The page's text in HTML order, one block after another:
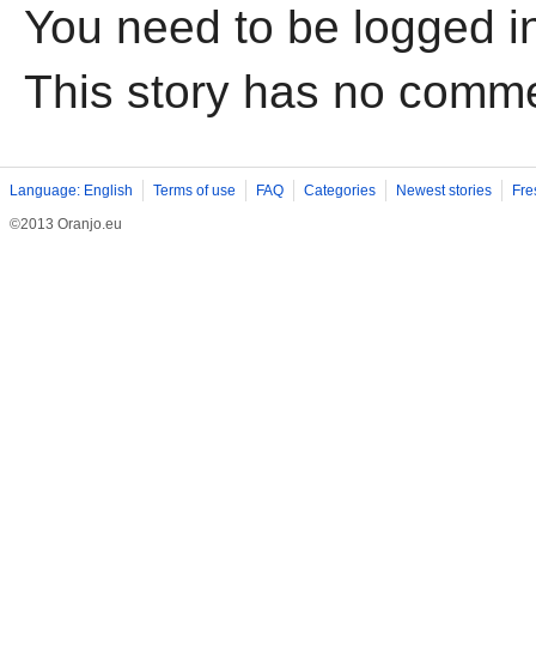
You need to be logged
This story has no
Language: English Terms of use FAQ Categories Newest stories
©2013 Oranjo.eu